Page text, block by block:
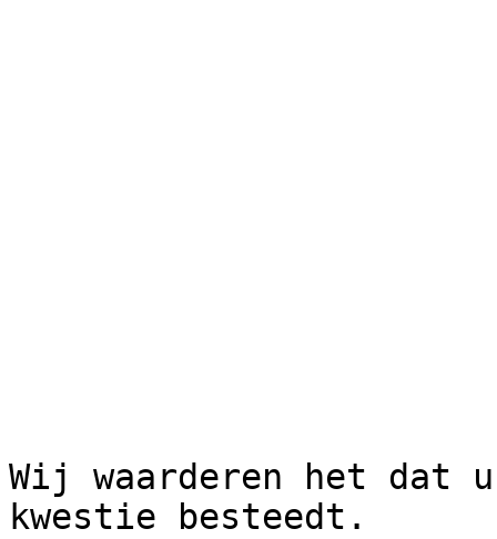
Wij waarderen het dat
kwestie besteedt.